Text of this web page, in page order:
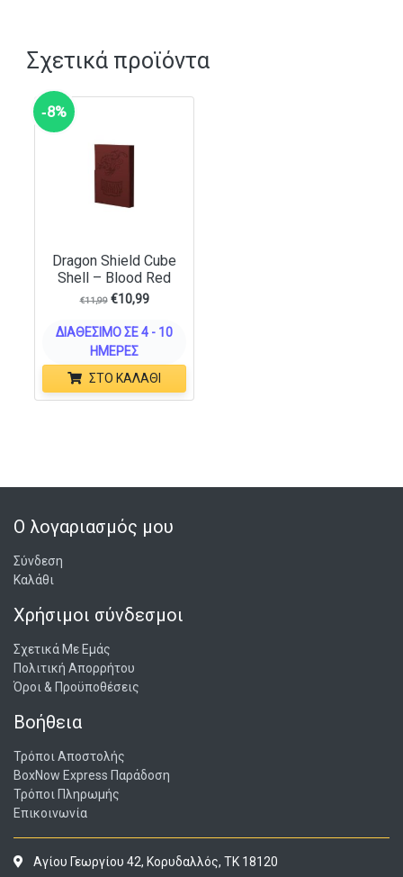
Σχετικά προϊόντα
‑8%
Dragon Shield Cube
Shell – Blood Red
€11,99 €10,99
ΔΙΑΘΈΣΙΜΟ ΣΕ 4 - 10
ΗΜΈΡΕΣ
ΣΤΟ ΚΑΛΆΘΙ
Ο λογαριασμός μου
Σύνδεση
Καλάθι
Χρήσιμοι σύνδεσμοι
Σχετικά Με Εμάς
Πολιτική Απορρήτου
Όροι & Προϋποθέσεις
Βοήθεια
Τρόποι Αποστολής
BoxNow Express Παράδοση
Τρόποι Πληρωμής
Επικοινωνία
Αγίου Γεωργίου 42, Κορυδαλλός, ΤΚ 18120